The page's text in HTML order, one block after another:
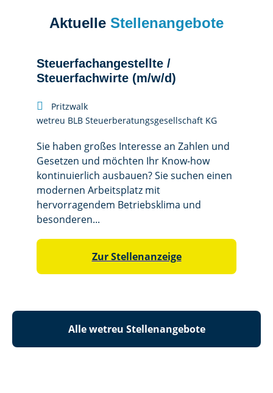
Aktuelle Stellenangebote
Steuerfachangestellte /
Steuerfachwirte (m/w/d)

Pritzwalk
wetreu BLB Steuerberatungsgesellschaft KG
Sie haben großes Interesse an Zahlen und
Gesetzen und möchten Ihr Know-how
kontinuierlich ausbauen? Sie suchen einen
modernen Arbeitsplatz mit
hervorragendem Betriebsklima und
besonderen...
Zur Stellenanzeige
Alle wetreu Stellenangebote